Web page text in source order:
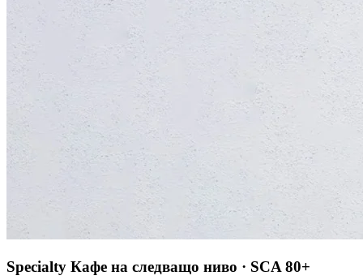
Specialty Кафе на следващо ниво · SCA 80+